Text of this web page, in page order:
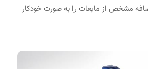
مشخص از مایعات را به صورت خودکار